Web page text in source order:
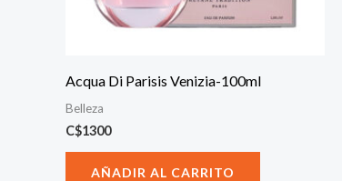
Acqua Di Parisis Venizia-100ml
Belleza
C$1300
AÑADIR AL CARRITO